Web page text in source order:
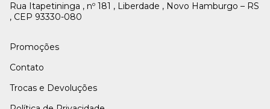
Rua Itapetininga , nº 181 , Liberdade , Novo Hamburgo – RS
, CEP 93330-080
Promoções
Contato
Trocas e Devoluções